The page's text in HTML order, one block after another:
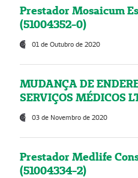
Prestador Mosaicum
(51004352-0)
01 de Outubro de 2020
MUDANÇA DE
SERVIÇOS MÉDICOS
03 de Novembro de 2020
Prestador Medlife
(51004334-2)